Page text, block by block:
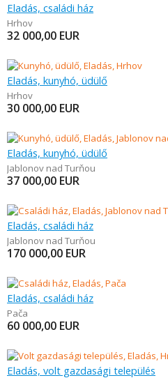
Eladás, családi ház
Hrhov
32 000,00 EUR
Eladás, kunyhó, üdülő
Hrhov
30 000,00 EUR
Eladás, kunyhó, üdülő
Jablonov nad Turňou
37 000,00 EUR
Eladás, családi ház
Jablonov nad Turňou
170 000,00 EUR
Eladás, családi ház
Pača
60 000,00 EUR
Eladás, volt gazdasági település